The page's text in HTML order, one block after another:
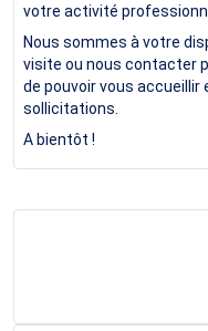
votre activité
Nous sommes à votre
visite ou nous contacter
de pouvoir vous accueillir
sollicitations.
A bientôt !